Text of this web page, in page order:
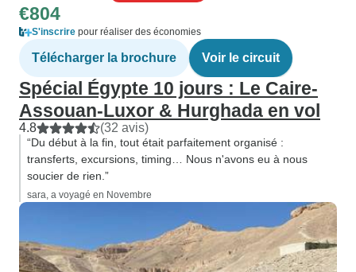
€804
S'inscrire pour réaliser des économies
Télécharger la brochure Voir le circuit
Spécial Égypte 10 jours : Le Caire-
Assouan-Luxor & Hurghada en vol
4.8 (32 avis)
“Du début à la fin, tout était parfaitement organisé :
transferts, excursions, timing… Nous n'avons eu à nous
soucier de rien.”
sara, a voyagé en Novembre